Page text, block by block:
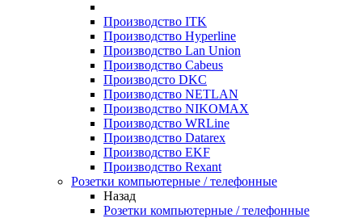
Производство ITK
Производство Hyperline
Производство Lan Union
Производство Cabeus
Производсто DKC
Производство NETLAN
Производство NIKOMAX
Производство WRLine
Производство Datarex
Производство EKF
Производство Rexant
Розетки компьютерные / телефонные
Назад
Розетки компьютерные / телефонные